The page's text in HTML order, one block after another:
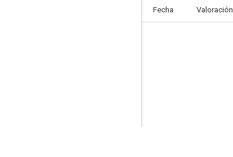
Fecha Valoración